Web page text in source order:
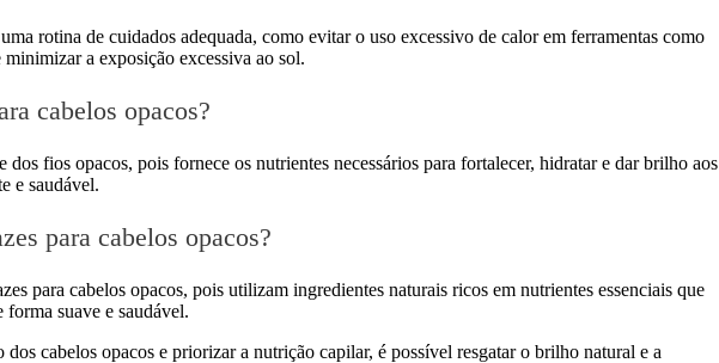
rotina de cuidados adequada, como evitar o uso excessivo de calor em ferramentas como
a exposição excessiva ao sol.
cabelos opacos?
dos fios opacos, pois fornece os nutrientes necessários para fortalecer, hidratar e dar brilho aos
e saudável.
para cabelos opacos?
para cabelos opacos, pois utilizam ingredientes naturais ricos em nutrientes essenciais que
suave e saudável.
cabelos opacos e priorizar a nutrição capilar, é possível resgatar o brilho natural e a